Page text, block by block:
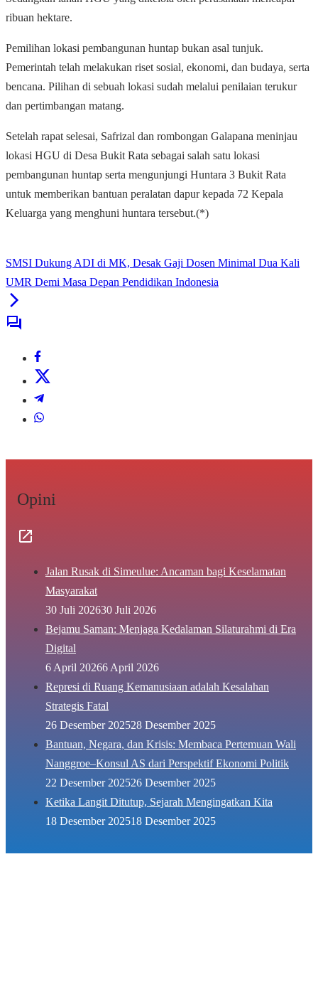
ribuan hektare.
Pemilihan lokasi pembangunan huntap bukan asal tunjuk.
Pemerintah telah melakukan riset sosial, ekonomi, dan budaya, serta
bencana. Pilihan di sebuah lokasi sudah melalui penilaian terukur
dan pertimbangan matang.
Setelah rapat selesai, Safrizal dan rombongan Galapana meninjau
lokasi HGU di Desa Bukit Rata sebagai salah satu lokasi
pembangunan huntap serta mengunjungi Huntara 3 Bukit Rata
untuk memberikan bantuan peralatan dapur kepada 72 Kepala
Keluarga yang menghuni huntara tersebut.(*)
SMSI Dukung ADI di MK, Desak Gaji Dosen Minimal Dua Kali
UMR Demi Masa Depan Pendidikan Indonesia
Opini
Jalan Rusak di Simeulue: Ancaman bagi Keselamatan
Masyarakat
30 Juli 202630 Juli 2026
Bejamu Saman: Menjaga Kedalaman Silaturahmi di Era
Digital
6 April 20266 April 2026
Represi di Ruang Kemanusiaan adalah Kesalahan
Strategis Fatal
26 Desember 202528 Desember 2025
Bantuan, Negara, dan Krisis: Membaca Pertemuan Wali
Nanggroe–Konsul AS dari Perspektif Ekonomi Politik
22 Desember 202526 Desember 2025
Ketika Langit Ditutup, Sejarah Mengingatkan Kita
18 Desember 202518 Desember 2025